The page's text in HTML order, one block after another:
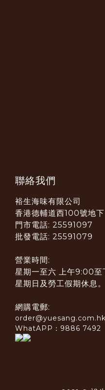
聯絡我們
裕生海味有限公司
香港德輔道西100號地
門市電話: 25591097
批發電話: 25591079
營業時間:
星期一至六 上午9:00至
星期日及勞工假期休息。
網購電郵:
order@yuesang.com.hk
WhatAPP：9886 7492